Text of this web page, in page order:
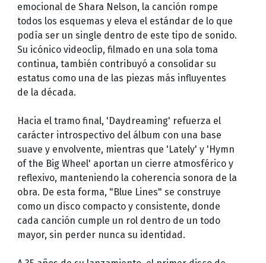
emocional de Shara Nelson, la canción rompe
todos los esquemas y eleva el estándar de lo que
podía ser un single dentro de este tipo de sonido.
Su icónico videoclip, filmado en una sola toma
continua, también contribuyó a consolidar su
estatus como una de las piezas más influyentes
de la década.
Hacia el tramo final, 'Daydreaming' refuerza el
carácter introspectivo del álbum con una base
suave y envolvente, mientras que 'Lately' y 'Hymn
of the Big Wheel' aportan un cierre atmosférico y
reflexivo, manteniendo la coherencia sonora de la
obra. De esta forma, "Blue Lines" se construye
como un disco compacto y consistente, donde
cada canción cumple un rol dentro de un todo
mayor, sin perder nunca su identidad.